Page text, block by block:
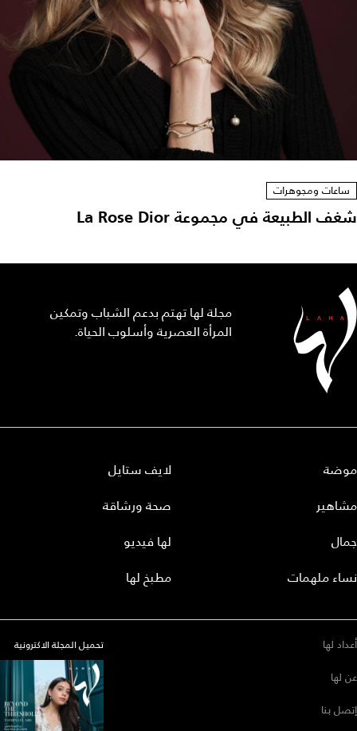
ساعات ومجوهرات
شغف الطبيعة في مجموعة La Rose Dior
مجلة لها تهتم بدعم الشباب وتمكين
المرأة العصرية وأسلوب الحياة.
موضة
مشاهير
جمال
نساء ملهمات
لايف ستايل
صحة ورشاقة
لها فيديو
مطبخ لها
أعداد لها
عن لها
إتصل بنا
تحميل المجلة الاكترونية